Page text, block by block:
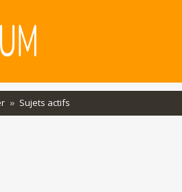
Sujets actifs